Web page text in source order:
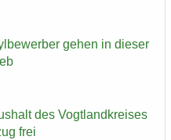
gehen in die­ser
des Vogt­land­krei­ses
frei